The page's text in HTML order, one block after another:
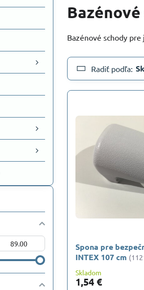
Bazénové schody
Radiť podľa:
Spona pre
INTEX 107 cm
Skladom
1,54 €